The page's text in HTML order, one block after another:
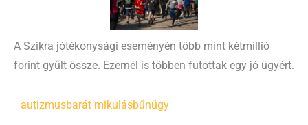
A Szikra jótékonysági eseményén több mint kétmillió
forint gyűlt össze. Ezernél is többen futottak egy jó ügyért.
autizmusbarát mikulásbűnügy